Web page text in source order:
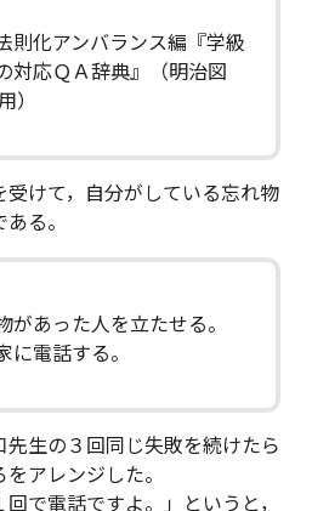
則化アンバランス編『学級
対応ＱＡ辞典』（明治図
）
受けて，自分がしている忘れ物
る。
あった人を立たせる。
電話する。
生の３回同じ失敗を続けたら
アレンジした。
で電話ですよ。」というと，